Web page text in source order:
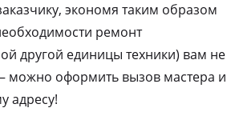
экономя таким образом
ремонт
другой единицы техники) вам не
можно оформить вызов мастера и
адресу!